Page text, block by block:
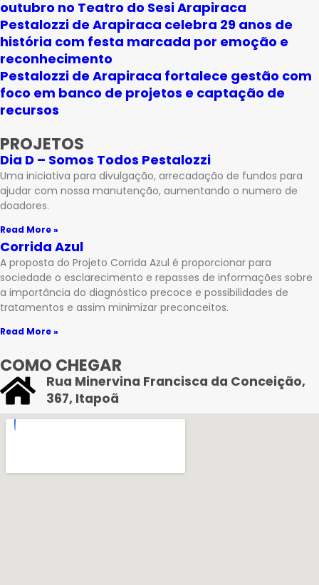
outubro no Teatro do Sesi Arapiraca
Pestalozzi de Arapiraca celebra 29 anos de
história com festa marcada por emoção e
reconhecimento
Pestalozzi de Arapiraca fortalece gestão com
foco em banco de projetos e captação de
recursos
PROJETOS
Dia D – Somos Todos Pestalozzi
Uma iniciativa para divulgação, arrecadação de fundos para
ajudar com nossa manutenção, aumentando o numero de
doadores.
Read More »
Corrida Azul
A proposta do Projeto Corrida Azul é proporcionar para
sociedade o esclarecimento e repasses de informações sobre
a importância do diagnóstico precoce e possibilidades de
tratamentos e assim minimizar preconceitos.
Read More »
COMO CHEGAR
Rua Minervina Francisca da Conceição,
367, Itapoã